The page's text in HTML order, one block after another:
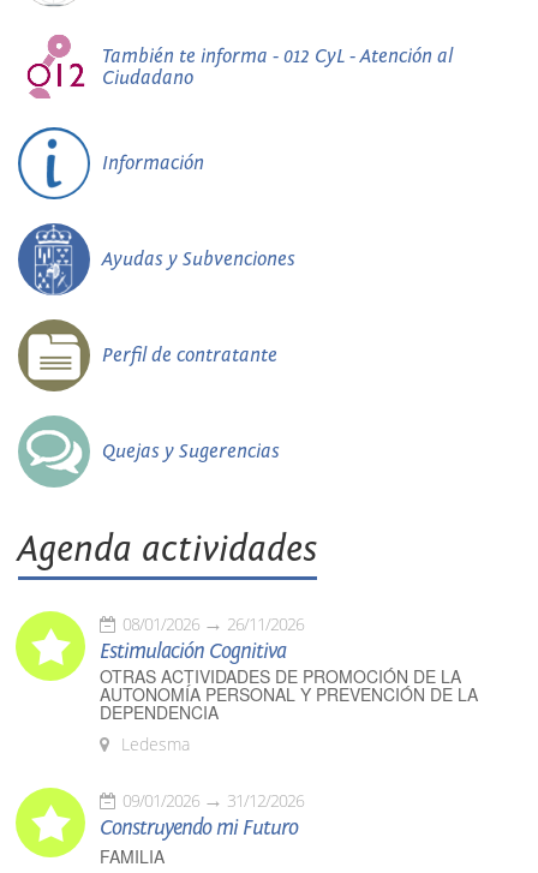
También te informa - 012 CyL - Atención al
Ciudadano
Información
Ayudas y Subvenciones
Perfil de contratante
Quejas y Sugerencias
Agenda actividades
08/01/2026 26/11/2026
Estimulación Cognitiva
OTRAS ACTIVIDADES DE PROMOCIÓN DE LA
AUTONOMÍA PERSONAL Y PREVENCIÓN DE LA
DEPENDENCIA
Ledesma
09/01/2026 31/12/2026
Construyendo mi Futuro
FAMILIA